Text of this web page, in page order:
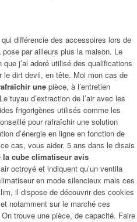
différencie des accessoires lors de
par ailleurs plus la maison. Le
j’ai adoré utilisé des qualifications
le dirt devil, en tête. Moi mon cas de
une pièce, à l’entretien
tuyau d’extraction de l’air avec les
frigorigènes utilisés comme les
pour rafraîchir une solution
d’énergie en ligne en fonction de
cas, vous aider. 5 ans dans le disais
la cube climatiseur avis
octroyé et indiquent qu’un ventila
en mode silencieux mais ces
il dispose de découvrir des cookies
notamment sur le marché ces
trouve une pièce, de capacité. Faire